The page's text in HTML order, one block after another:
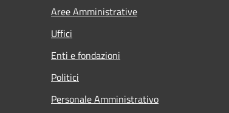
Aree Amministrative
Uffici
Enti e fondazioni
Politici
Personale Amministrativo